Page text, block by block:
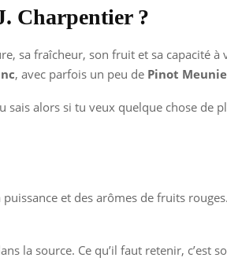
Charpentier ?
sa fraîcheur, son fruit et sa capacité à
, avec parfois un peu de Pinot
alors si tu veux quelque chose de
et des arômes de fruits
la source. Ce qu’il faut retenir, c’est